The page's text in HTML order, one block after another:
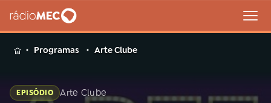
MENUProgramas Arte Clube
EPISÓDIO Arte Clube